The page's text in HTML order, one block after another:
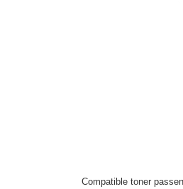
Compatible toner